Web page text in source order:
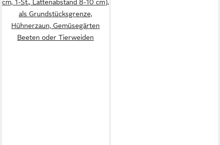
cm, 1-St., Lattenabstand 8-10 cm),
als Grundstücksgrenze,
Hühnerzaun, Gemüsegärten
Beeten oder Tierweiden